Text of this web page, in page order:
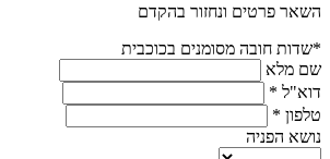
השאר פרטים ונחזור בהקדם
*שדות חובה מסומנים בכוכבית
שם מלא
דוא"ל *
טלפון *
נושא הפניה